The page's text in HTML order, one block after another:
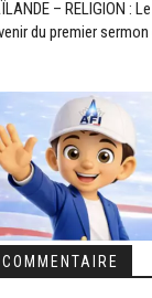
– RELIGION :
du premier